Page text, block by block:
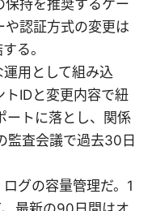
持を推奨するケー
や認証方式の変更は
る。
用として組み込
トIDと変更内容で紐
ートに落とし、関係
監査会議で過去30日
グの容量管理だ。1